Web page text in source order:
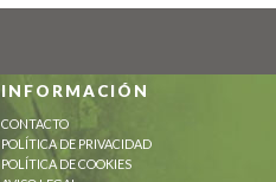
INFORMACIÓN
CONTACTO
POLÍTICA DE PRIVACIDAD
POLÍTICA DE COOKIES